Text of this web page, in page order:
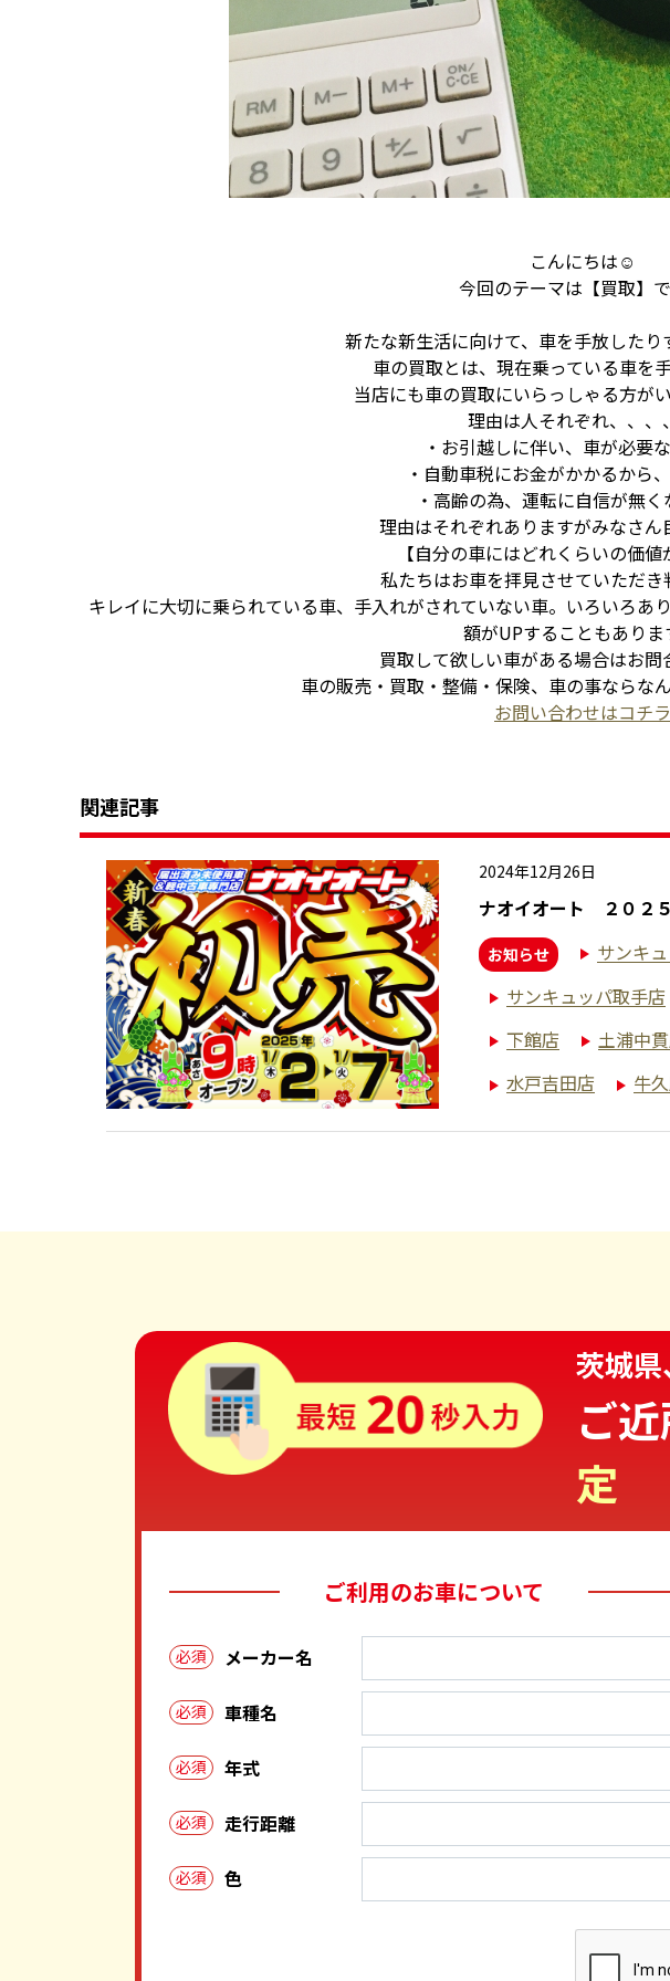
こんにちは☺
今回のテーマは【買取】で
新たな新生活に向けて、車を手放したり
車の買取とは、現在乗っている車を
当店にも車の買取にいらっしゃる方が
理由は人それぞれ、、、
・お引越しに伴い、車が必要
・自動車税にお金がかかるから
・高齢の為、運転に自信が無く
理由はそれぞれありますがみなさん
【自分の車にはどれくらいの価値
私たちはお車を拝見させていただき
キレイに大切に乗られている車、手入れがされていない車。いろいろあ
額がUPすることもありま
買取して欲しい車がある場合はお問
車の販売・買取・整備・保険、車の事ならな
お問い合わせはコチラ
関連記事
2024年12月26日
ナオイオート ２０２
お知らせ サンキ
サンキュッパ取手店
下館店
土浦中
水戸吉田店
牛
茨城
ご
定
ご利用のお車について
必須 メーカー名
必須 車種名
必須 年式
必須 走行距離
必須 色